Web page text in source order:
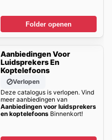
Folder openen
Aanbiedingen Voor
Luidsprekers En
Koptelefoons
Verlopen
Deze catalogus is verlopen. Vind
meer aanbiedingen van
Aanbiedingen voor luidsprekers
en koptelefoonsBinnenkort!